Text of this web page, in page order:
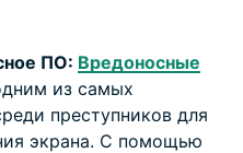
ПО: Вредоносные
из самых
преступников для
экрана. С помощью